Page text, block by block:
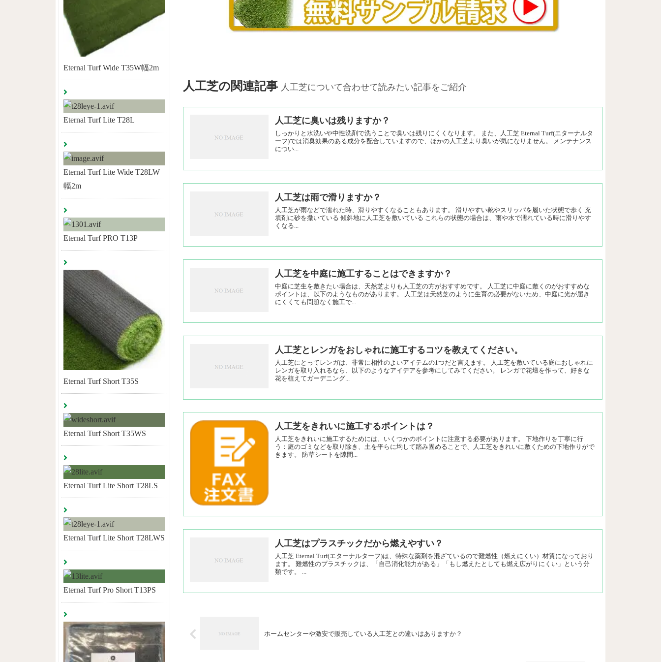
人工芝の関連記事 人工芝について合わせて読みたい記事をご紹介
人工芝に臭いは残りますか？
しっかりと水洗いや中性洗剤で洗うことで臭いは残りにくくなります。 また、人工芝 Eternal Turf(エターナルタ
ーフ)では消臭効果のある成分を配合していますので、ほかの人工芝より臭いが気になりません。 メンテナンス
につい...
人工芝は雨で滑りますか？
人工芝が雨などで濡れた時、滑りやすくなることもあります。 滑りやすい靴やスリッパを履いた状態で歩く 充
填剤に砂を撒いている 傾斜地に人工芝を敷いている これらの状態の場合は、雨や水で濡れている時に滑りやす
くなる...
人工芝を中庭に施工することはできますか？
中庭に芝生を敷きたい場合は、天然芝よりも人工芝の方がおすすめです。 人工芝に中庭に敷くのがおすすめな
ポイントは、以下のようなものがあります。 人工芝は天然芝のように生育の必要がないため、中庭に光が届き
にくくても問題なく施工で...
人工芝とレンガをおしゃれに施工するコツを教えてください。
人工芝にとってレンガは、非常に相性のよいアイテムの1つだと言えます。 人工芝を敷いている庭におしゃれに
レンガを取り入れるなら、以下のようなアイデアを参考にしてみてください。 レンガで花壇を作って、好きな
花を植えてガーデニング...
人工芝をきれいに施工するポイントは？
人工芝をきれいに施工するためには、いくつかのポイントに注意する必要があります。 下地作りを丁寧に行
う：庭のゴミなどを取り除き、土を平らに均して踏み固めることで、人工芝をきれいに敷くための下地作りがで
きます。 防草シートを隙間...
人工芝はプラスチックだから燃えやすい？
人工芝 Eternal Turf(エターナルターフ)は、特殊な薬剤を混ざているので難燃性（燃えにくい）材質になっており
ます。 難燃性のプラスチックは、「自己消化能力がある」「もし燃えたとしても燃え広がりにくい」という分
類です。 ...
ホームセンターや激安で販売している人工芝との違いはありますか？
Eternal Turf Wide T35W幅2m
Eternal Turf Lite T28L
Eternal Turf Lite Wide T28LW
幅2m
Eternal Turf PRO T13P
Eternal Turf Short T35S
Eternal Turf Short T35WS
Eternal Turf Lite Short T28LS
Eternal Turf Lite Short T28LWS
Eternal Turf Pro Short T13PS